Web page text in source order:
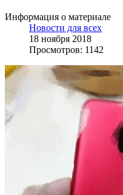
Информация о материале
Новости для всех
18 ноября 2018
Просмотров: 1142